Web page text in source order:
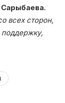
всех сторон,